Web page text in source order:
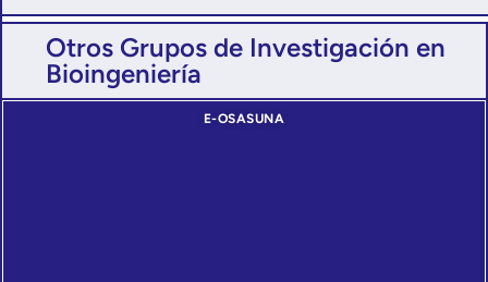
Otros Grupos de Investigación en
Bioingeniería
E-OSASUNA